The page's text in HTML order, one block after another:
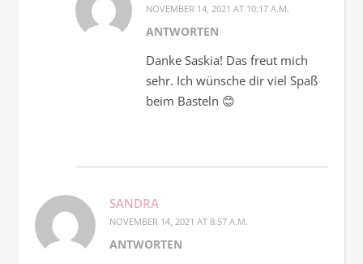
NOVEMBER 14, 2021 AT 10:17 A.M.
ANTWORTEN
Danke Saskia! Das freut mich
sehr. Ich wünsche dir viel Spaß
beim Basteln 😊
SANDRA
NOVEMBER 14, 2021 AT 8:57 A.M.
ANTWORTEN